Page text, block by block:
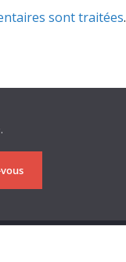
sont traitées.